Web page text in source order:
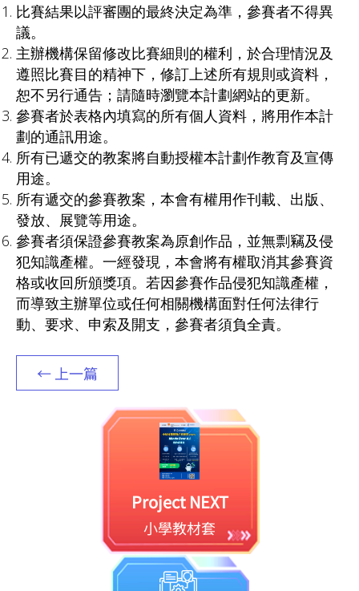
比賽結果以評審團的最終決定為準，參賽者不得異
議。
主辦機構保留修改比賽細則的權利，於合理情況及
遵照比賽目的精神下，修訂上述所有規則或資料，
恕不另行通告；請隨時瀏覽本計劃網站的更新。
參賽者於表格內填寫的所有個人資料，將用作本計
劃的通訊用途。
所有已遞交的教案將自動授權本計劃作教育及宣傳
用途。
所有遞交的參賽教案，本會有權用作刊載、出版、
發放、展覽等用途。
參賽者須保證參賽教案為原創作品，並無剽竊及侵
犯知識產權。一經發現，本會將有權取消其參賽資
格或收回所頒獎項。若因參賽作品侵犯知識產權，
而導致主辦單位或任何相關機構面對任何法律行
動、要求、申索及開支，參賽者須負全責。
← 上一篇
Project NEXT
小學教材套